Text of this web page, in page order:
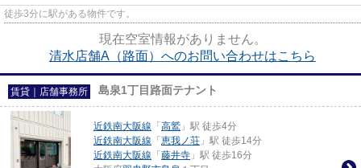
徒歩3分に駅がある物件です。
現在空室情報がありません。
清水店舗A（路面）へのお問い合わせはこちら
賃貸｜店舗事務所 島泉1丁目路面テナント
近鉄南大阪線 「 高鷲 」駅 徒歩4分
近鉄南大阪線 「 恵我ノ荘 」駅 徒歩14分
近鉄南大阪線 「 藤井寺 」駅 徒歩16分